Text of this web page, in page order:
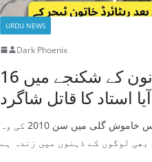
URDU NEWS
Dark Phoenix
16 سال بعد قانون کے شکنجے میں
آیا استاد کا قاتل شاگرد
خانیوال کی اس خاموش گلی میں سن 2010 کی وہ